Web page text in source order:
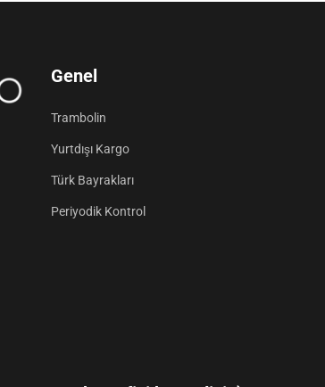
Genel
Trambolin
Yurtdışı Kargo
Türk Bayrakları
Periyodik Kontrol